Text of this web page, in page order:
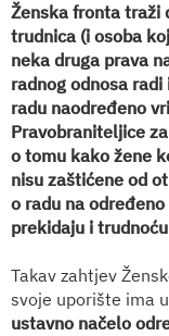
Ženska fronta traži
trudnica (i osoba
neka druga prava
radnog odnosa
radu naodređeno
Pravobraniteljice
o tomu kako žene
nisu zaštićene od
o radu na
prekidaju i
Takav zahtjev
svoje uporište ima u
ustavno načelo